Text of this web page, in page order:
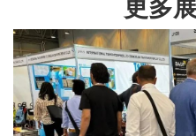
更多